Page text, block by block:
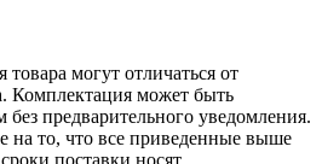
могут отличаться от
Комплектация может быть
без предварительного уведомления.
то, что все приведенные выше
поставки носят